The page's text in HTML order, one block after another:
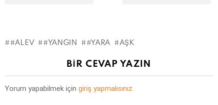
#ALEV #YANGIN #YARA AŞK
BIR CEVAP YAZIN
Yorum yapabilmek için giriş yapmalısınız